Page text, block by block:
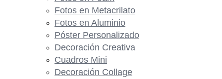
Fotos en Metacrilato
Fotos en Aluminio
Póster Personalizado
Decoración Creativa
Cuadros Mini
Decoración Collage